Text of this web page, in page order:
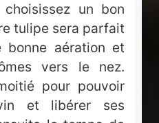
choisissez un bon
tulipe sera parfait
aération et
vers le nez.
pour pouvoir
et libérer ses